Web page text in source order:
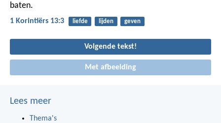
baten.
1 Korintiërs 13:3 liefde lijden geven
Volgende tekst!
Met afbeelding
Lees meer
Thema's